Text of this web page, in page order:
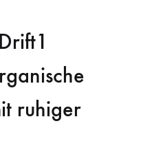
ruhiger